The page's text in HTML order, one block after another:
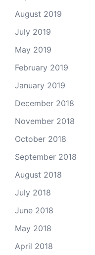
August 2019
July 2019
May 2019
February 2019
January 2019
December 2018
November 2018
October 2018
September 2018
August 2018
July 2018
June 2018
May 2018
April 2018